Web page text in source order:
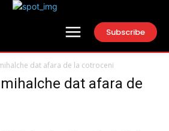
Subscribe
dat afara de la cotroceni
dat afara de